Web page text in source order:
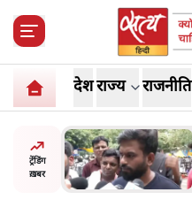
देशराज्य राजनीति
ट्रेंडिंग
ख़बर
भागवत